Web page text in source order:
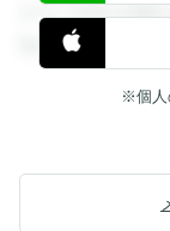
すると回答を閲
覧することができ
※個人